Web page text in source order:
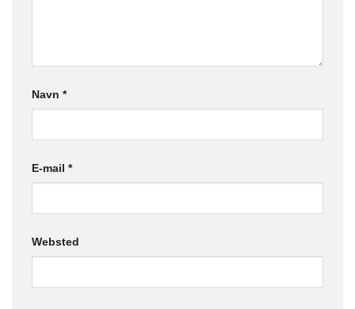
Navn *
E-mail *
Websted